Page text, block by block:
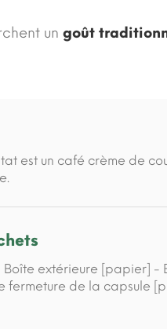
un goût
est un café crème de
Boîte extérieure [papier] -
fermeture de la capsule